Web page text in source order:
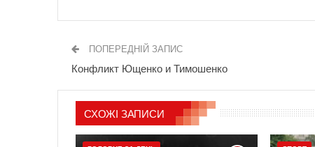
ПОПЕРЕДНІЙ ЗАПИС
Конфликт Ющенко и Тимошенко
СХОЖІ ЗАПИСИ